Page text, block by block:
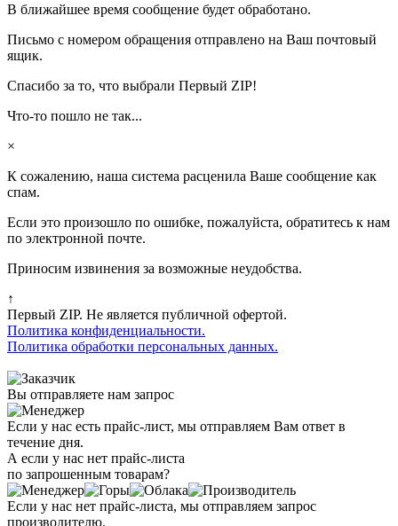
В ближайшее время сообщение будет обработано.
Письмо с номером обращения отправлено на Ваш почтовый
ящик.
Спасибо за то, что выбрали Первый ZIP!
Что-то пошло не так...
×
К сожалению, наша система расценила Ваше сообщение как
спам.
Если это произошло по ошибке, пожалуйста, обратитесь к нам
по электронной почте.
Приносим извинения за возможные неудобства.
↑
Первый ZIP. Не является публичной офертой.
Политика конфиденциальности.
Политика обработки персональных данных.
Вы отправляете нам запрос
Если у нас есть прайс-лист, мы отправляем Вам ответ в
течение дня.
А если у нас нет прайс-листа
по запрошенным товарам?
Если у нас нет прайс-листа, мы отправляем запрос
производителю.